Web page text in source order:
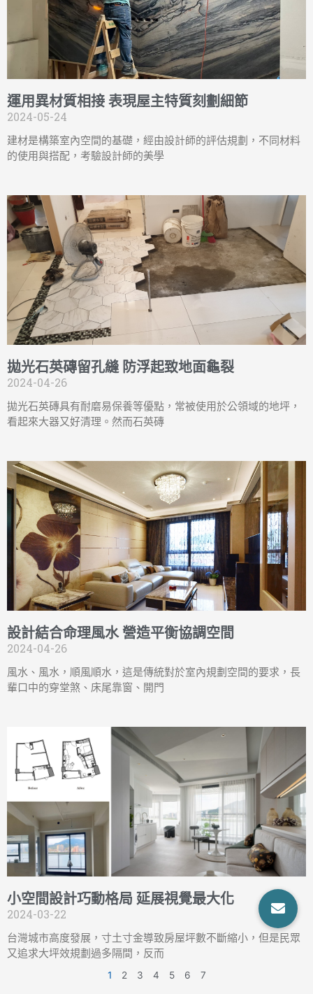
運用異材質相接 表現屋主特質刻劃細節
2024-05-24
建材是構築室內空間的基礎，經由設計師的評估規劃，不同材料
的使用與搭配，考驗設計師的美學
拋光石英磚留孔縫 防浮起致地面龜裂
2024-04-26
拋光石英磚具有耐磨易保養等優點，常被使用於公領域的地坪，
看起來大器又好清理。然而石英磚
設計結合命理風水 營造平衡協調空間
2024-04-26
風水、風水，順風順水，這是傳統對於室內規劃空間的要求，長
輩口中的穿堂煞、床尾靠窗、開門
小空間設計巧動格局 延展視覺最大化
2024-03-22
台灣城市高度發展，寸土寸金導致房屋坪數不斷縮小，但是民眾
又追求大坪效規劃過多隔間，反而
1 2 3 4 5 6 7